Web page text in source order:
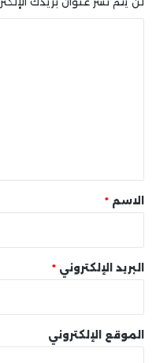
* الاسم *
البريد الإلكتروني *
الموقع الإلكتروني